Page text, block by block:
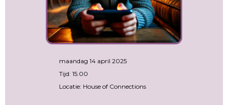
maandag 14 april 2025
Tijd: 15.00
Locatie: House of Connections